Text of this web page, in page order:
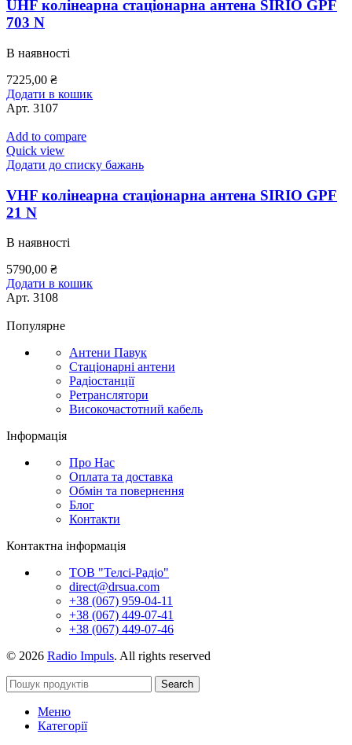
UHF колінеарна стаціонарна антена SIRIO GPF
703 N
В наявності
7225,00 ₴
Додати в кошик
Арт. 3107
Add to compare
Quick view
Додати до списку бажань
VHF колінеарна стаціонарна антена SIRIO GPF
21 N
В наявності
5790,00 ₴
Додати в кошик
Арт. 3108
Популярне
Антени Павук
Стаціонарні антени
Радіостанції
Ретранслятори
Високочастотний кабель
Інформація
Про Нас
Оплата та доставка
Обмін та повернення
Блог
Контакти
Контактна інформація
ТОВ "Телсі-Радіо"
direct@drsua.com
+38 (067) 959-04-11
+38 (067) 449-07-41
+38 (067) 449-07-46
© 2026 Radio Impuls. All rights reserved
Search
Меню
Категорії